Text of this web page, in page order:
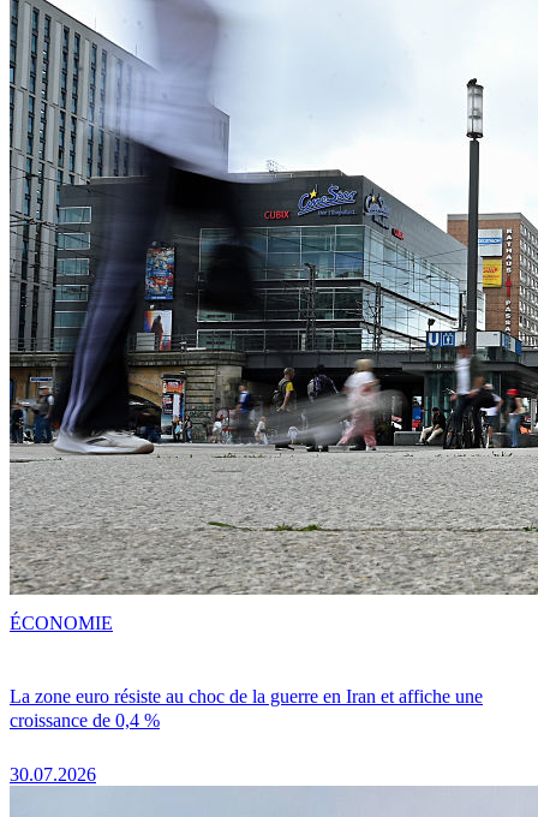
La zone euro résiste au choc de la guerre en Iran et affiche une
croissance de 0,4 %
30.07.2026
ÉCONOMIE